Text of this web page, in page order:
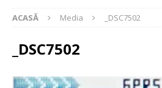
ACASĂ Media _DSC7502
_DSC7502